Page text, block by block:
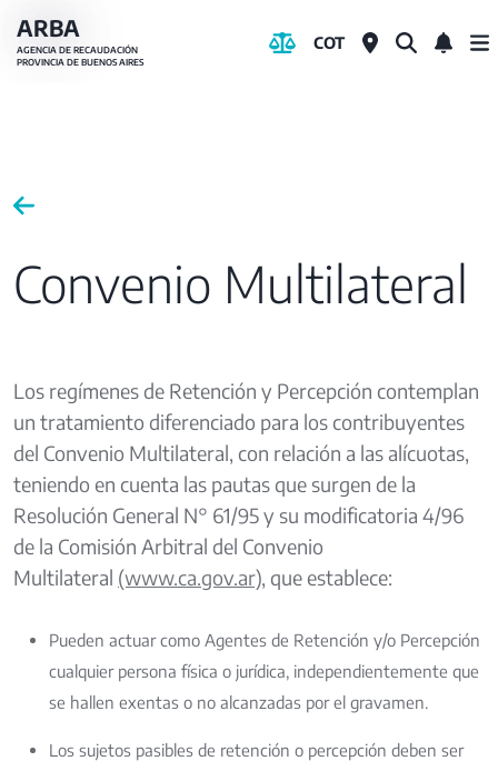
Pasar
al
ARBA
AGENCIA DE RECAUDACIÓN
PROVINCIA DE BUENOS AIRES
COT
Convenio Multilateral
Los regímenes de Retención y Percepción contemplan
un tratamiento diferenciado para los contribuyentes
del Convenio Multilateral, con relación a las alícuotas,
teniendo en cuenta las pautas que surgen de la
Resolución General N° 61/95 y su modificatoria 4/96
de la Comisión Arbitral del Convenio
Multilateral (www.ca.gov.ar), que establece:
Pueden actuar como Agentes de Retención y/o Percepción
cualquier persona física o jurídica, independientemente que
se hallen exentas o no alcanzadas por el gravamen.
Los sujetos pasibles de retención o percepción deben ser